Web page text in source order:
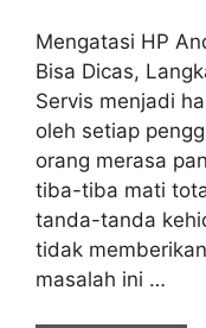
Mengatasi HP
Bisa Dicas,
Servis menjadi
oleh setiap
orang merasa
tiba-tiba mati
tanda-tanda
tidak
masalah ini …